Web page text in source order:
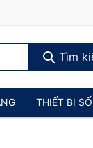
Tìm
THIẾT BỊ SỐ